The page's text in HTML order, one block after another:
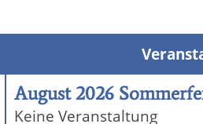
August 2026
Keine Veranstaltung